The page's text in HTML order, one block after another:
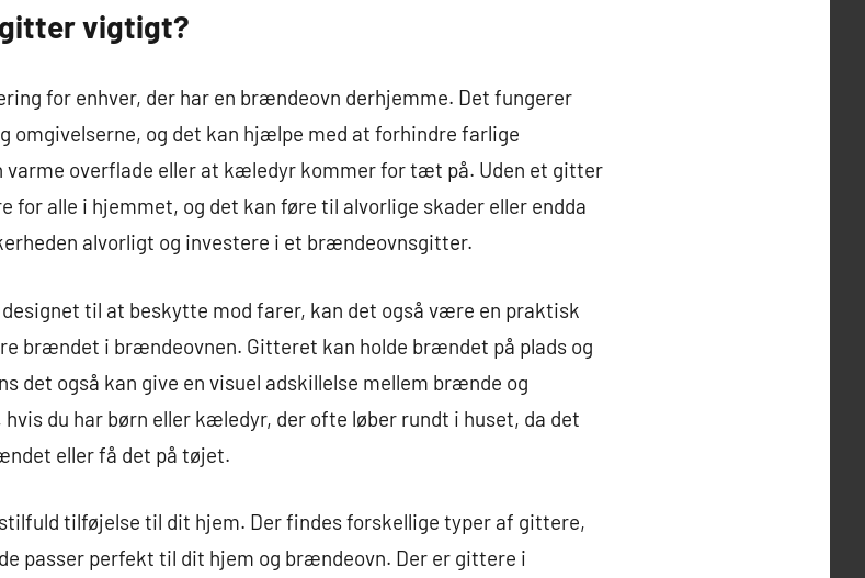
vigtigt?
for enhver, der har en brændeovn derhjemme. Det fungerer
omgivelserne, og det kan hjælpe med at forhindre farlige
varme overflade eller at kæledyr kommer for tæt på. Uden et gitter
alle i hjemmet, og det kan føre til alvorlige skader eller endda
alvorligt og investere i et brændeovnsgitter.
til at beskytte mod farer, kan det også være en praktisk
brændet i brændeovnen. Gitteret kan holde brændet på plads og
det også kan give en visuel adskillelse mellem brænde og
du har børn eller kæledyr, der ofte løber rundt i huset, da det
eller få det på tøjet.
tilføjelse til dit hjem. Der findes forskellige typer af gittere,
passer perfekt til dit hjem og brændeovn. Der er gittere i